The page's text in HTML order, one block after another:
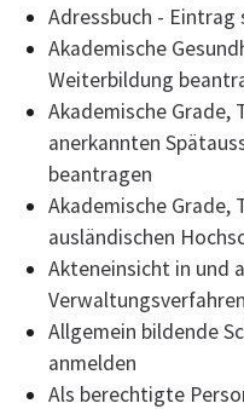
Adressbuch - Eintrag
Akademische
Weiterbildung
Akademische Grade,
anerkannten
beantragen
Akademische Grade,
ausländischen
Akteneinsicht in und
Allgemein bildende
anmelden
Als berechtigte